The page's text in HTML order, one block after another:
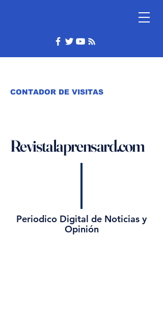
CONTADOR DE VISITAS
Revistalaprensard.com
Periodico Digital de Noticias y
Opinión